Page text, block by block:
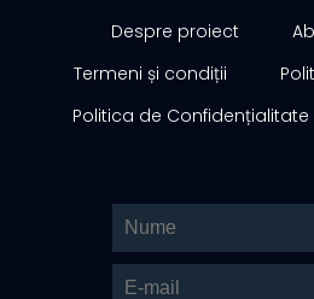
Despre proiect
Termeni și condiții
Politica de Confidențialitate